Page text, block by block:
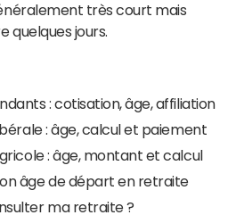
très court mais
quelques jours.
: cotisation, âge, affiliation
: âge, calcul et paiement
: âge, montant et calcul
âge de départ en retraite
ma retraite ?